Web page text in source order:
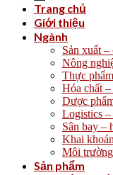
Trang chủ
Giới thiệu
Ngành
Sản xuất
Nông
Thực
Hóa chất
Dược
Logistics –
Sân bay –
Khai
Môi
Sản phẩm